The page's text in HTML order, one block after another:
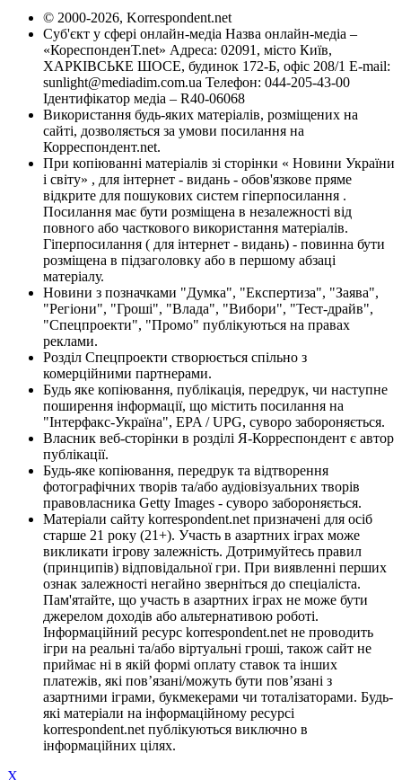
© 2000-2026, Korrespondent.net
Суб'єкт у сфері онлайн-медіа Назва онлайн-медіа –
«КореспонденТ.net» Адреса: 02091, місто Київ,
ХАРКІВСЬКЕ ШОСЕ, будинок 172-Б, офіс 208/1 E-mail:
sunlight@mediadim.com.ua Телефон: 044-205-43-00
Ідентифікатор медіа – R40-06068
Використання будь-яких матеріалів, розміщених на
сайті, дозволяється за умови посилання на
Корреспондент.net.
При копіюванні матеріалів зі сторінки « Новини України
і світу» , для інтернет - видань - обов'язкове пряме
відкрите для пошукових систем гіперпосилання .
Посилання має бути розміщена в незалежності від
повного або часткового використання матеріалів.
Гіперпосилання ( для інтернет - видань) - повинна бути
розміщена в підзаголовку або в першому абзаці
матеріалу.
Новини з позначками "Думка", "Експертиза", "Заява",
"Регіони", "Гроші", "Влада", "Вибори", "Тест-драйв",
"Спецпроекти", "Промо" публікуються на правах
реклами.
Розділ Спецпроекти створюється спільно з
комерційними партнерами.
Будь яке копіювання, публікація, передрук, чи наступне
поширення інформації, що містить посилання на
"Інтерфакс-Україна", EPA / UPG, суворо забороняється.
Власник веб-сторінки в розділі Я-Корреспондент є автор
публікації.
Будь-яке копіювання, передрук та відтворення
фотографічних творів та/або аудіовізуальних творів
правовласника Getty Images - суворо забороняється.
Матеріали сайту korrespondent.net призначені для осіб
старше 21 року (21+). Участь в азартних іграх може
викликати ігрову залежність. Дотримуйтесь правил
(принципів) відповідальної гри. При виявленні перших
ознак залежності негайно зверніться до спеціаліста.
Пам'ятайте, що участь в азартних іграх не може бути
джерелом доходів або альтернативою роботі.
Інформаційний ресурс korrespondent.net не проводить
ігри на реальні та/або віртуальні гроші, також сайт не
приймає ні в якій формі оплату ставок та інших
платежів, які пов’язані/можуть бути пов’язані з
азартними іграми, букмекерами чи тоталізаторами. Будь-
які матеріали на інформаційному ресурсі
korrespondent.net публікуються виключно в
інформаційних цілях.
X